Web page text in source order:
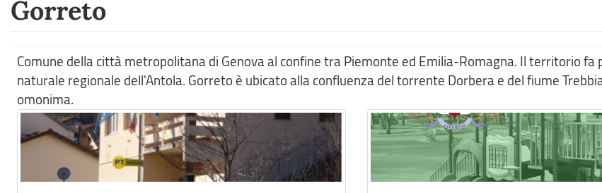
Gorreto
Comune della città metropolitana di Genova al confine tra Piemonte ed Emilia-Romagna. Il territorio fa
naturale regionale dell'Antola. Gorreto è ubicato alla confluenza del torrente Dorbera e del fiume
omonima.